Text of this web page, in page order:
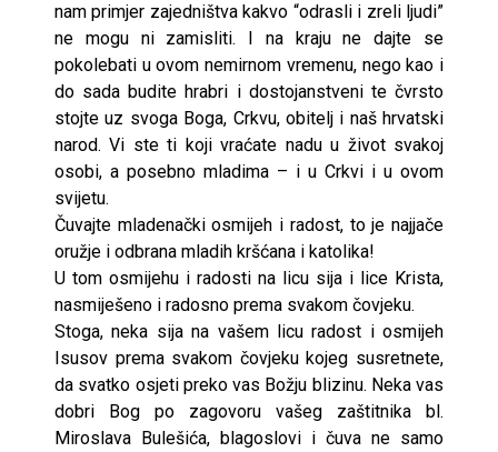
nam primjer zajedništva kakvo “odrasli i zreli ljudi”
ne mogu ni zamisliti. I na kraju ne dajte se
pokolebati u ovom nemirnom vremenu, nego kao i
do sada budite hrabri i dostojanstveni te čvrsto
stojte uz svoga Boga, Crkvu, obitelj i naš hrvatski
narod. Vi ste ti koji vraćate nadu u život svakoj
osobi, a posebno mladima – i u Crkvi i u ovom
svijetu.
Čuvajte mladenački osmijeh i radost, to je najjače
oružje i odbrana mladih kršćana i katolika!
U tom osmijehu i radosti na licu sija i lice Krista,
nasmiješeno i radosno prema svakom čovjeku.
Stoga, neka sija na vašem licu radost i osmijeh
Isusov prema svakom čovjeku kojeg susretnete,
da svatko osjeti preko vas Božju blizinu. Neka vas
dobri Bog po zagovoru vašeg zaštitnika bl.
Miroslava Bulešića, blagoslovi i čuva ne samo